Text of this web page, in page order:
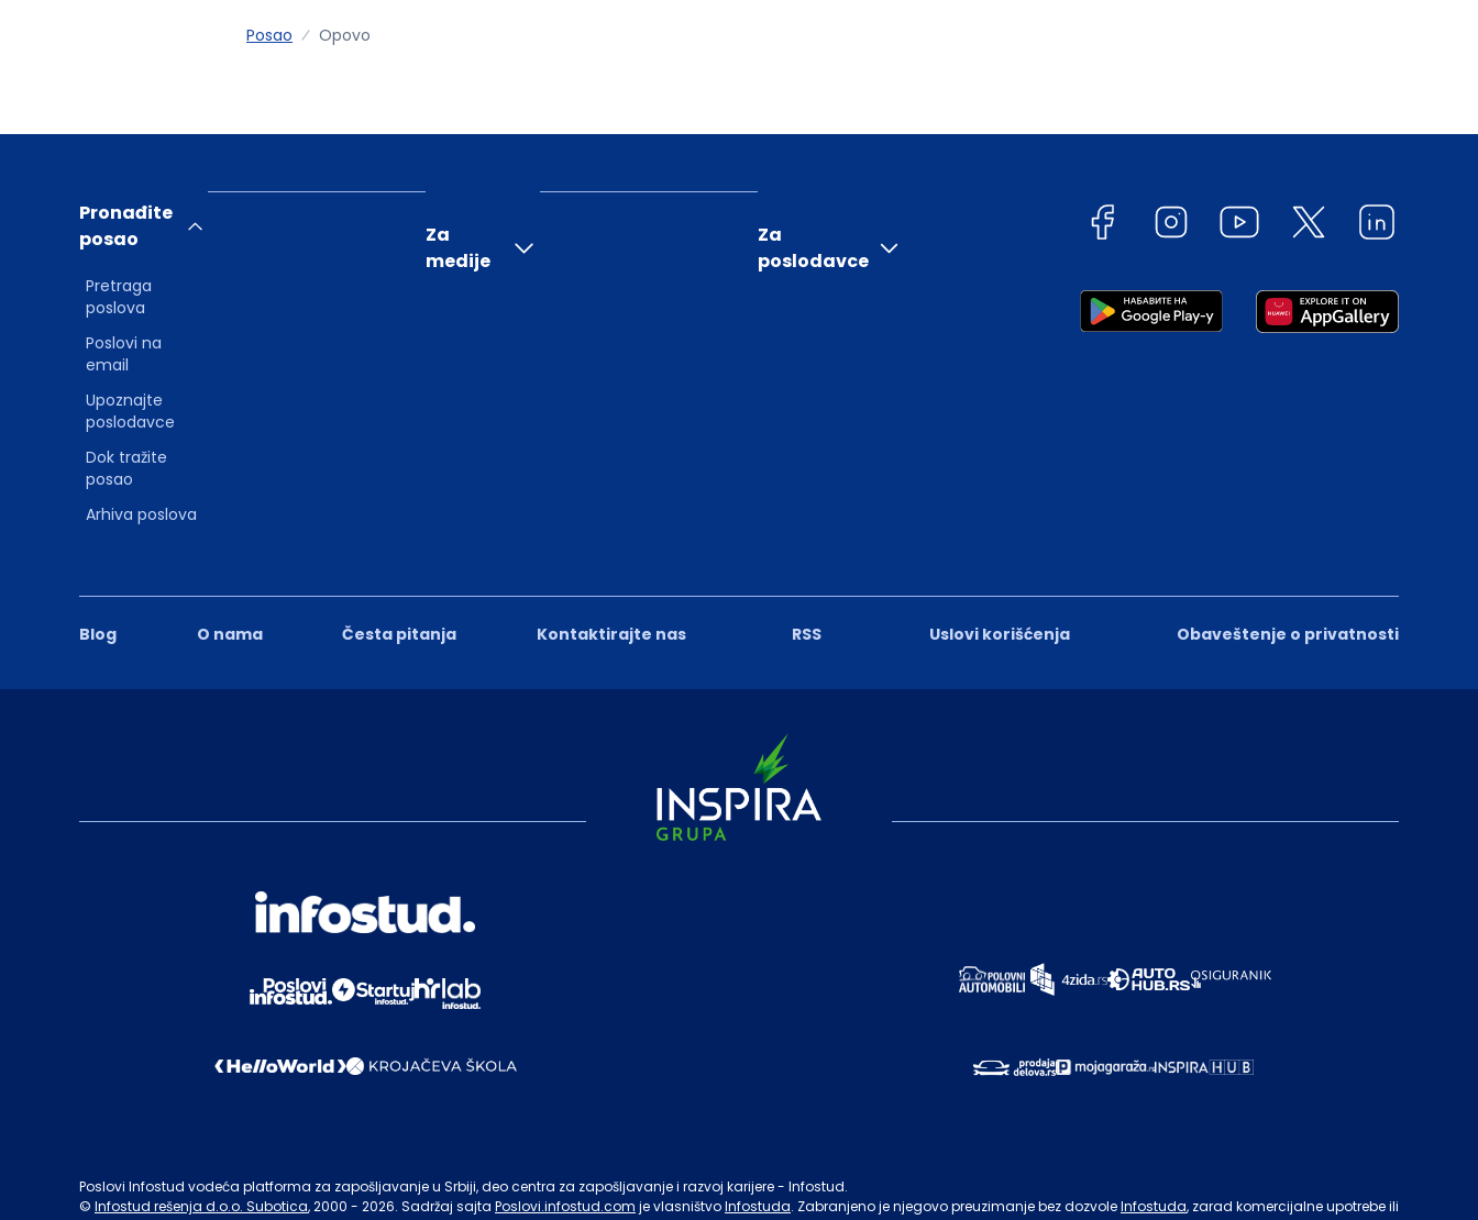
Posao Opovo
Blog O nama Česta pitanja Kontaktirajte nas RSS Uslovi korišćenja Obaveštenje o privatnosti
Pronađite
posao
Pretraga
poslova
Poslovi na
email
Upoznajte
poslodavce
Dok tražite
posao
Arhiva poslova
Za
medije
Za
poslodavce
Poslovi Infostud vodeća platforma za zapošljavanje u Srbiji, deo centra za zapošljavanje i razvoj karijere - Infostud.
© Infostud rešenja d.o.o. Subotica, 2000 - 2026. Sadržaj sajta Poslovi.infostud.com je vlasništvoInfostuda. Zabranjeno je njegovo preuzimanje bez dozvoleInfostuda, zarad komercijalne upotrebe ili